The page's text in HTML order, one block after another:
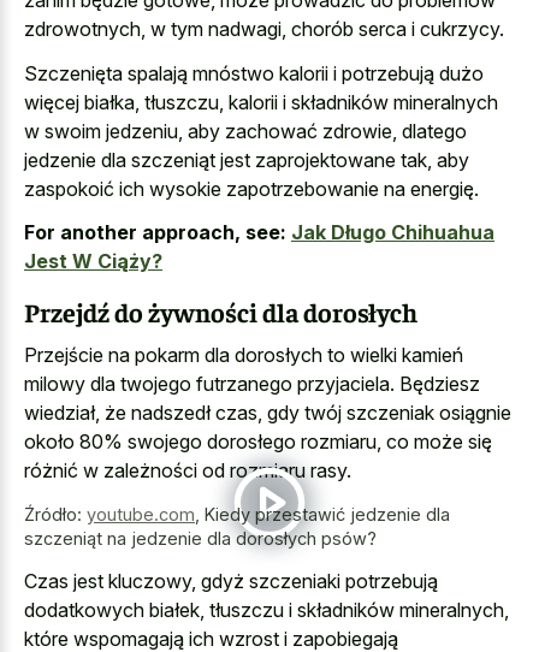
zdrowotnych, w tym nadwagi, chorób serca i cukrzycy.
Szczenięta spalają mnóstwo kalorii i potrzebują dużo
więcej białka, tłuszczu, kalorii i składników mineralnych
w swoim jedzeniu, aby zachować zdrowie, dlatego
jedzenie dla szczeniąt jest zaprojektowane tak, aby
zaspokoić ich wysokie zapotrzebowanie na energię.
For another approach, see: Jak Długo Chihuahua
Jest W Ciąży?
Przejdź do żywności dla dorosłych
Przejście na pokarm dla dorosłych to wielki kamień
milowy dla twojego futrzanego przyjaciela. Będziesz
wiedział, że nadszedł czas, gdy twój szczeniak osiągnie
około 80% swojego dorosłego rozmiaru, co może się
różnić w zależności od rozmiaru rasy.
Źródło: youtube.com Kiedy przestawić jedzenie dla
szczeniąt na jedzenie dla dorosłych psów?
Czas jest kluczowy, gdyż szczeniaki potrzebują
dodatkowych białek, tłuszczu i składników mineralnych,
które wspomagają ich wzrost i zapobiegają